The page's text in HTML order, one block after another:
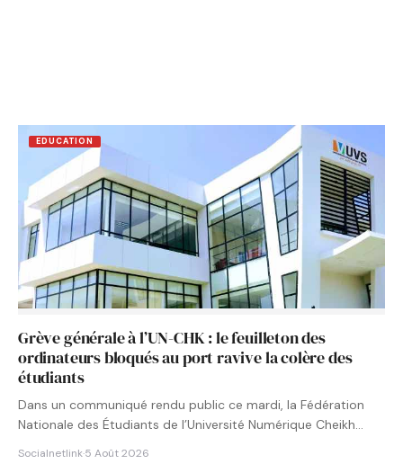
EDUCATION
Grève générale à l’UN-CHK : le feuilleton des
ordinateurs bloqués au port ravive la colère des
étudiants
Dans un communiqué rendu public ce mardi, la Fédération
Nationale des Étudiants de l’Université Numérique Cheikh
Socialnetlink·5 Août 2026